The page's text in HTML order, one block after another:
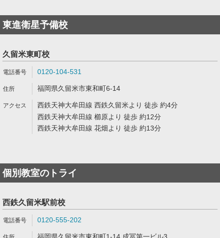
東進衛星予備校
久留米東町校
0120-104-531
福岡県久留米市東和町6-14
西鉄天神大牟田線 西鉄久留米より 徒歩 約4分
西鉄天神大牟田線 櫛原より 徒歩 約12分
西鉄天神大牟田線 花畑より 徒歩 約13分
個別教室のトライ
西鉄久留米駅前校
0120-555-202